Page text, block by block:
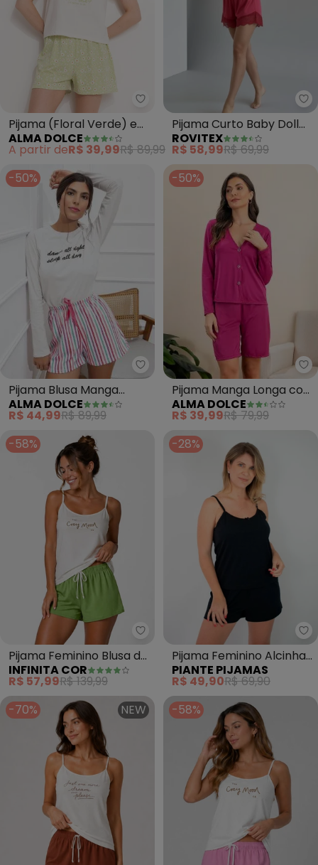
Alma Dolce - Pijama (Floral
Pijama (Floral Verde) em
Malha de Poliéster
ALMA DOLCE
A partir deR$ 39,99R$ 89,99
Pijama Curto Baby Doll
Poliamida Damana
(Vermelho)
ROVITEX
R$ 58,99R$ 69,99
-50%
Alma Dolce - Pijama Blusa
Pijama Blusa Manga
Longa e Shorts (Listrado)
ALMA DOLCE
R$ 44,99R$ 89,99
-50%
Pijama Manga Longa com
Abertura de Botão (Pink)
ALMA DOLCE
R$ 39,99R$ 79,99
-58%
Infinita Cor - Pijama Feminino
Pijama Feminino Blusa de
Alça e Short (Verde)
INFINITA COR
R$ 57,99R$ 139,99
-28%
Pijama Feminino Alcinha
Kelly (Preto)
PIANTE PIJAMAS
R$ 49,90R$ 69,90
-70%
NEW -58%